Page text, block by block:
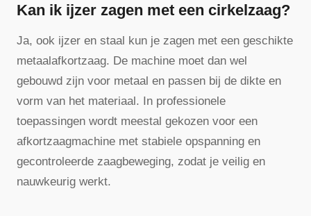
Kan ik ijzer zagen met een cirkelzaag?
Ja, ook ijzer en staal kun je zagen met een geschikte
metaalafkortzaag. De machine moet dan wel
gebouwd zijn voor metaal en passen bij de dikte en
vorm van het materiaal. In professionele
toepassingen wordt meestal gekozen voor een
afkortzaagmachine met stabiele opspanning en
gecontroleerde zaagbeweging, zodat je veilig en
nauwkeurig werkt.